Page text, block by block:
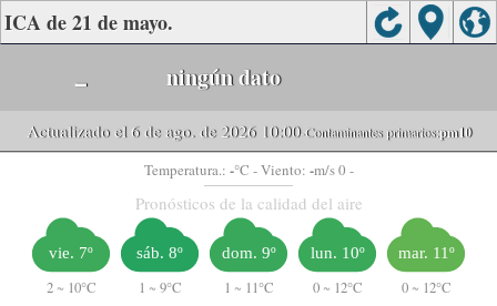
ICA de 21 de mayo.
- ningún dato
Actualizado el 6 de ago. de 2026 10:00-Contaminantes primarios:pm10
Temperatura.: -°C - Viento: -m/s 0 -
Pronósticos de la calidad del aire
vie. 7º
2 ~ 10°C
sáb. 8º
1 ~ 9°C
dom. 9º
1 ~ 11°C
lun. 10º
0 ~ 12°C
mar. 11º
0 ~ 12°C